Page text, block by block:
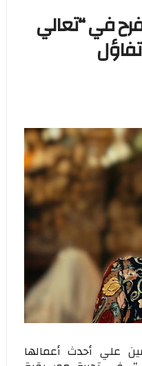
في “تعالي
علي أحدث أعمالها